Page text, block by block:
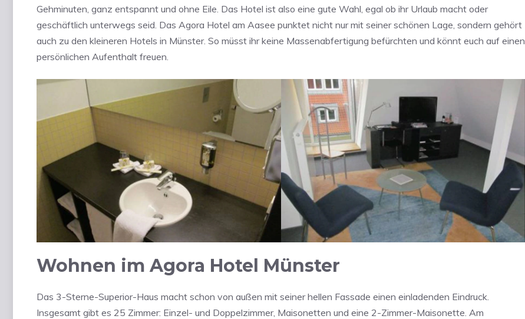
Gehminuten, ganz entspannt und ohne Eile. Das Hotel ist also eine gute Wahl, egal ob ihr Urlaub macht oder
geschäftlich unterwegs seid. Das Agora Hotel am Aasee punktet nicht nur mit seiner schönen Lage, sondern gehört
auch zu den kleineren Hotels in Münster. So müsst ihr keine Massenabfertigung befürchten und könnt euch auf einen
persönlichen Aufenthalt freuen.
Wohnen im Agora Hotel Münster
Das 3-Sterne-Superior-Haus macht schon von außen mit seiner hellen Fassade einen einladenden Eindruck.
Insgesamt gibt es 25 Zimmer: Einzel- und Doppelzimmer, Maisonetten und eine 2-Zimmer-Maisonette. Am